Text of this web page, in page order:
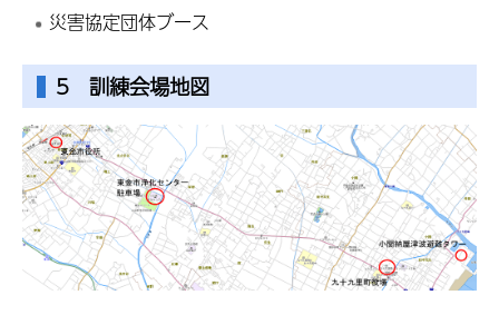
災害協定団体ブース
5 訓練会場地図